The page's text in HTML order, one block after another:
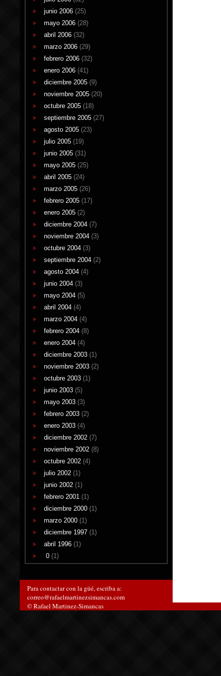
junio 2006 (25)
mayo 2006 (28)
abril 2006 (32)
marzo 2006 (29)
febrero 2006 (32)
enero 2006 (41)
diciembre 2005 (9)
noviembre 2005 (20)
octubre 2005 (18)
septiembre 2005 (27)
agosto 2005 (23)
julio 2005 (19)
junio 2005 (31)
mayo 2005 (25)
abril 2005 (24)
marzo 2005 (26)
febrero 2005 (17)
enero 2005 (2)
diciembre 2004 (7)
noviembre 2004 (3)
octubre 2004 (3)
septiembre 2004 (2)
agosto 2004 (4)
junio 2004 (3)
mayo 2004 (5)
abril 2004 (4)
marzo 2004 (4)
febrero 2004 (8)
enero 2004 (4)
diciembre 2003 (1)
noviembre 2003 (2)
octubre 2003 (1)
junio 2003 (5)
mayo 2003 (3)
febrero 2003 (2)
enero 2003 (4)
diciembre 2002 (7)
noviembre 2002 (8)
octubre 2002 (4)
julio 2002 (1)
junio 2002 (1)
febrero 2001 (1)
diciembre 2000 (1)
marzo 2000 (1)
diciembre 1997 (1)
abril 1996 (1)
0 (1)
Para contactar con la güé, escriba a:
correo@rafaelmartinezsimancas.com
© Rafael Martinez-Simancas